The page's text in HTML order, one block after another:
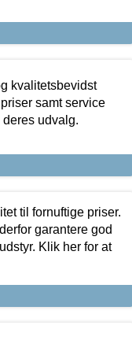
kvalitetsbevidst
samt service
udvalg.
til fornuftige priser.
garantere god
Klik her for at